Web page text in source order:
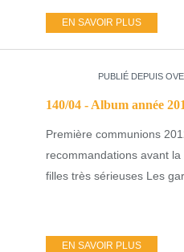
EN SAVOIR PLUS
PUBLIÉ DEPUIS
140/04 - Album année
Première communions
recommandations avant
filles très sérieuses Les
EN SAVOIR PLUS